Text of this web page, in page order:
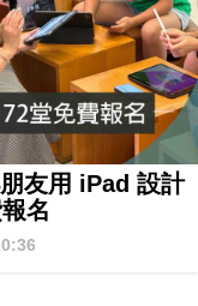
友用 iPad 設計
名